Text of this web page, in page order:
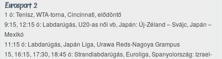
Eurosport 2
1 ó: Tenisz, WTA-torna, Cincinnati, elődöntő
9:15, 12:15 ó: Labdarúgás, U20-as női vb, Japán: Új-Zéland – Svájc, Japán –
Mexikó
11:15 ó: Labdarúgás, Japán Liga, Urawa Reds-Nagoya Grampus
15, 16:15, 17:30, 18:45 ó: Strandlabdarúgás, Euroliga, Spanyolország: Izrael-